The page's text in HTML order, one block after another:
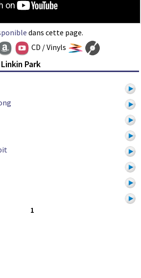
dans cette page.
CD / Vinyls
Park
1